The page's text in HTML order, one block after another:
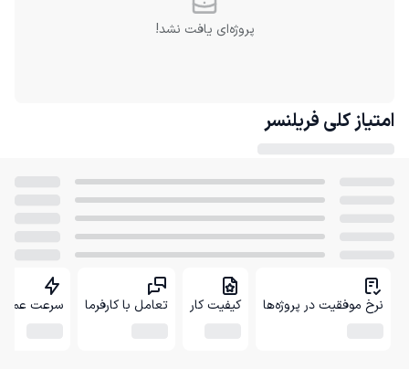
پروژه‌ای یافت نشد!
امتیاز کلی فریلنسر
نرخ موفقیت در پروژه‌ها کیفیت کار تعامل با کارفرما سرعت عمل